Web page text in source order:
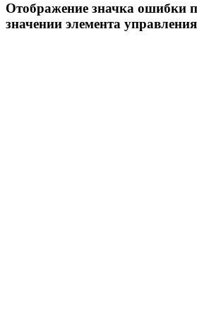
Отображение значка ошибки
значении элемента управления